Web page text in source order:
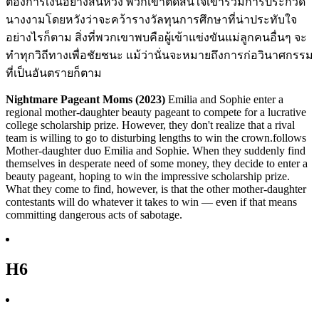
นางงามโดยหวังว่าจะคว้ารางวัลทุนการศึกษาที่น่าประทับใจ
อย่างไรก็ตาม สิ่งที่พวกเขาพบคือผู้เข้าแข่งขันแม่ลูกคนอื่นๆ จะ
ทำทุกวิถีทางเพื่อชัยชนะ แม้ว่านั่นจะหมายถึงการก่อวินาศกรรม
ที่เป็นอันตรายก็ตาม
Nightmare Pageant Moms (2023) Emilia and Sophie enter a
regional mother-daughter beauty pageant to compete for a lucrative
college scholarship prize. However, they don't realize that a rival
team is willing to go to disturbing lengths to win the crown.follows
Mother-daughter duo Emilia and Sophie. When they suddenly find
themselves in desperate need of some money, they decide to enter a
beauty pageant, hoping to win the impressive scholarship prize.
What they come to find, however, is that the other mother-daughter
contestants will do whatever it takes to win — even if that means
committing dangerous acts of sabotage.
H6